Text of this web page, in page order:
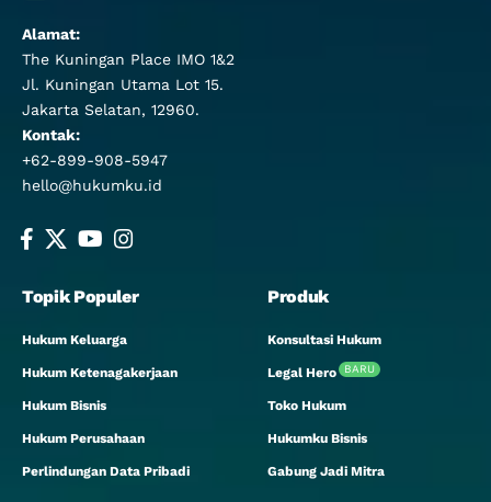
Alamat:
The Kuningan Place IMO 1&2
Jl. Kuningan Utama Lot 15.
Jakarta Selatan, 12960.
Kontak:
+62-899-908-5947
hello@hukumku.id
Topik Populer
Hukum Keluarga
Hukum Ketenagakerjaan
Hukum Bisnis
Hukum Perusahaan
Perlindungan Data Pribadi
Produk
Konsultasi Hukum
Legal Hero BARU
Toko Hukum
Hukumku Bisnis
Gabung Jadi Mitra